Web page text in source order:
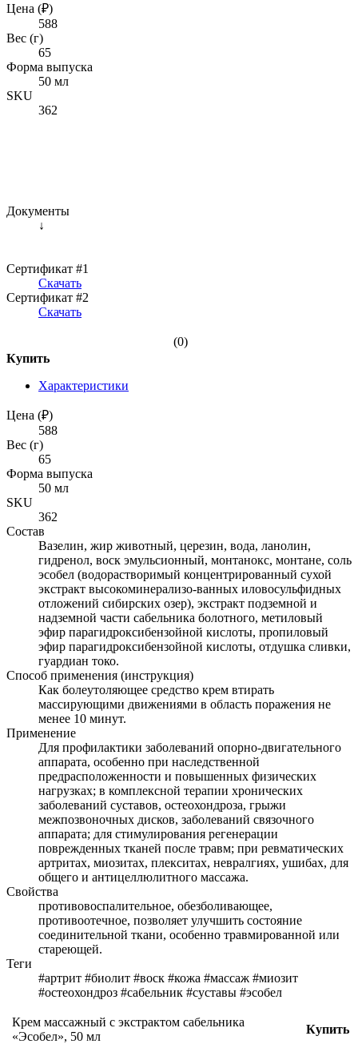
Цена (₽)
588
Вес (г)
65
Форма выпуска
50 мл
SKU
362
Документы
↓
Сертификат #1
Скачать
Сертификат #2
Скачать
(0)
Купить
Характеристики
Цена (₽)
588
Вес (г)
65
Форма выпуска
50 мл
SKU
362
Состав
Вазелин, жир животный, церезин, вода, ланолин,
гидренол, воск эмульсионный, монтанокс, монтане, соль
эсобел (водорастворимый концентрированный сухой
экстракт высокоминерализо-ванных иловосульфидных
отложений сибирских озер), экстракт подземной и
надземной части сабельника болотного, метиловый
эфир парагидроксибензойной кислоты, пропиловый
эфир парагидроксибензойной кислоты, отдушка сливки,
гуардиан токо.
Способ применения (инструкция)
Как болеутоляющее средство крем втирать
массирующими движениями в область поражения не
менее 10 минут.
Применение
Для профилактики заболеваний опорно-двигательного
аппарата, особенно при наследственной
предрасположенности и повышенных физических
нагрузках; в комплексной терапии хронических
заболеваний суставов, остеохондроза, грыжи
межпозвоночных дисков, заболеваний связочного
аппарата; для стимулирования регенерации
поврежденных тканей после травм; при ревматических
артритах, миозитах, плекситах, невралгиях, ушибах, для
общего и антицеллюлитного массажа.
Свойства
противовоспалительное, обезболивающее,
противоотечное, позволяет улучшить состояние
соединительной ткани, особенно травмированной или
стареющей.
Теги
#артрит #биолит #воск #кожа #массаж #миозит
#остеохондроз #сабельник #суставы #эсобел
Крем массажный с экстрактом сабельника
«Эсобел», 50 мл
Купить